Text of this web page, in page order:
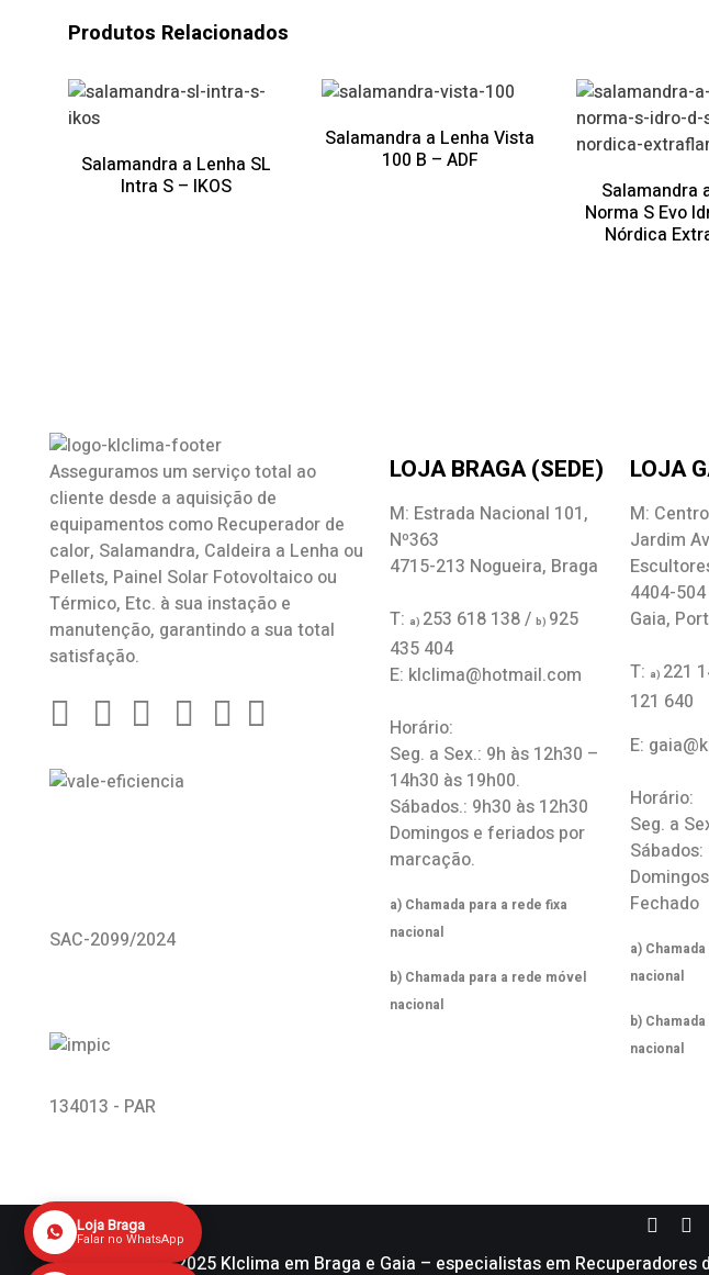
Produtos Relacionados
Salamandra a Lenha SL
Intra S – IKOS
Salamandra a Lenha Vista
100 B – ADF
Salamandra
Norma S Evo
Nórdica
Asseguramos um serviço total ao
cliente desde a aquisição de
equipamentos como Recuperador de
calor, Salamandra, Caldeira a Lenha ou
Pellets, Painel Solar Fotovoltaico ou
Térmico, Etc. à sua instação e
manutenção, garantindo a sua total
satisfação.
SAC-2099/2024
134013 - PAR
LOJA BRAGA (SEDE)
M: Estrada Nacional 101,
Nº363
4715-213 Nogueira, Braga
T: a) 253 618 138 /b) 925
435 404
E: klclima@hotmail.com
Horário:
Seg. a Sex.: 9h às 12h30 –
14h30 às 19h00.
Sábados.: 9h30 às 12h30
Domingos e feriados por
marcação.
a) Chamada para a rede fixa
nacional
b) Chamada para a rede móvel
nacional
LOJA
M:
Jardim
4404-
Gaia,
T: a) 221
121 640
E:
Horário:
Seg. a
Fechado
a)
nacional
b)
nacional
Copyright © 2025 Klclima em Braga e Gaia – especialistas em
Loja Braga
Falar no WhatsApp